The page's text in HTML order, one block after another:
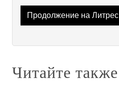
Продолжение на Литрес
Читайте также